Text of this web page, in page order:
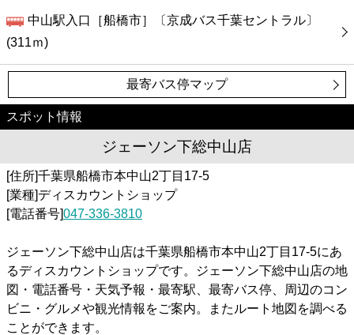
中山駅入口［船橋市］〔京成バス千葉セントラル〕
(311ｍ)
最寄バス停マップ
スポット情報
ジェーソン下総中山店
[住所]千葉県船橋市本中山2丁目17-5
[業種]ディスカウントショップ
[電話番号]047-336-3810
ジェーソン下総中山店は千葉県船橋市本中山2丁目17-5にあ
るディスカウントショップです。ジェーソン下総中山店の地
図・電話番号・天気予報・最寄駅、最寄バス停、周辺のコン
ビニ・グルメや観光情報をご案内。またルート地図を調べる
ことができます。